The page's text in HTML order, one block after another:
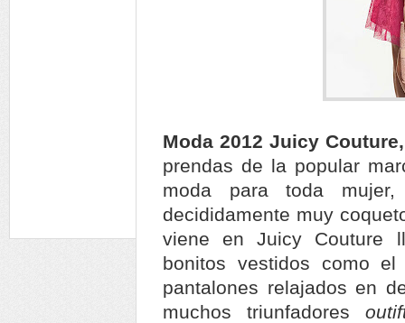
Moda 2012 Juicy
prendas de la popular
moda para toda
decididamente muy
viene en Juicy Couture
bonitos vestidos como
pantalones relajados en
muchos triunfadores